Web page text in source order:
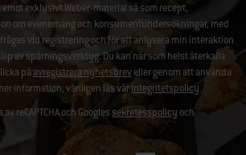
exklusivt Weber-material så som recept,
om evenemang och konsumentundersökningar, med
vid registrering och för att anlysera min interaktion
av spårningsverktyg. Du kan när som helst återkalla
på avregistrera nyhetsbreveller genom att använda
information, vänligen läs vårintegritetspolicy.
reCAPTCHA och Googlessekretesspolicy och